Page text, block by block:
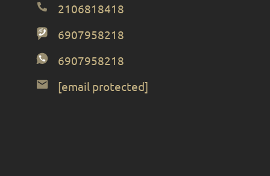
2106818418
6907958218
6907958218
[email protected]